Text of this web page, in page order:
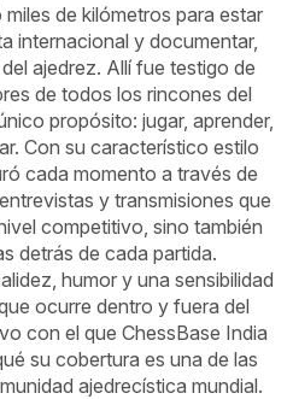
de kilómetros para estar
internacional y documentar,
ajedrez. Allí fue testigo de
de todos los rincones del
propósito: jugar, aprender,
Con su característico estilo
cada momento a través de
y transmisiones que
competitivo, sino también
detrás de cada partida.
humor y una sensibilidad
ocurre dentro y fuera del
con el que ChessBase India
su cobertura es una de las
ajedrecística mundial.